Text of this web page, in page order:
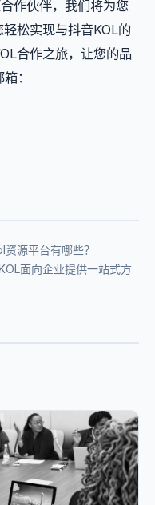
作伙伴，我们将为您
松实现与抖音KOL的
合作之旅，让您的品
：
源平台有哪些？
面向企业提供一站式方